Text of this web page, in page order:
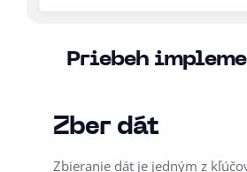
Priebeh
Zber dát
Zbieranie dát je jedným z